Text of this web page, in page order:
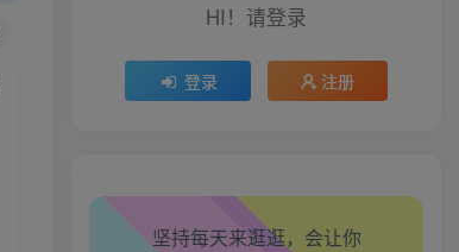
即梦AI一镜到底实战教程：智能多帧玩法，无缝长镜头生成，小白零基础快速上手
小红书基础+进阶培训，手把手教你从0-1做小红书
HI！请登录
登录 注册
坚持每天来逛逛，会让你
心情也舒畅了！
腰也不酸了！